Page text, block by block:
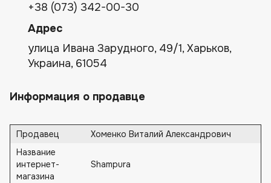
+38 (073) 342-00-30
Адрес
улица Ивана Зарудного, 49/1, Харьков,
Украина, 61054
Информация о продавце
Продавец
Хоменко Виталий Александрович
Название
интернет-
магазина
Shampura